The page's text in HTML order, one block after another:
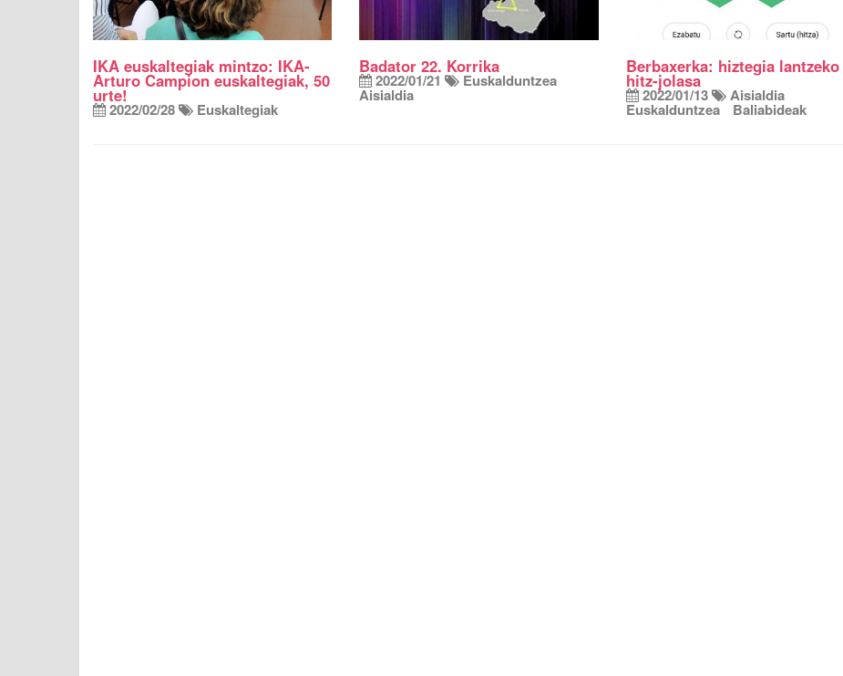
IKA euskaltegiak mintzo: IKA-
Arturo Campion euskaltegiak, 50
urte!
2022/02/28 Euskaltegiak
Badator 22. Korrika
2022/01/21 Euskalduntzea
Aisialdia
Berbaxerka: hiztegia lantzeko
hitz-jolasa
2022/01/13 Aisialdia
Euskalduntzea Baliabideak